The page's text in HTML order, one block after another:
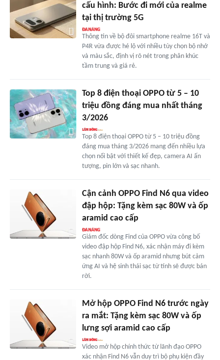
cấu hình: Bước đi mới của realme
tại thị trường 5G
Thông tin về bộ đôi smartphone realme 16T và
P4R vừa được hé lộ với nhiều tùy chọn bộ nhớ
và màu sắc, định vị rõ nét trong phân khúc
tầm trung và giá rẻ.
Top 8 điện thoại OPPO từ 5 – 10
triệu đồng đáng mua nhất tháng
3/2026
Top 8 điện thoại OPPO từ 5 – 10 triệu đồng
đáng mua tháng 3/2026 mang đến nhiều lựa
chọn nổi bật với thiết kế đẹp, camera AI ấn
tượng, pin lớn và sạc nhanh.
Cận cảnh OPPO Find N6 qua video
đập hộp: Tặng kèm sạc 80W và ốp
aramid cao cấp
Giám đốc dòng Find của OPPO vừa công bố
video đập hộp Find N6, xác nhận máy đi kèm
sạc nhanh 80W và ốp aramid nhưng bút cảm
ứng AI và hệ sinh thái sạc từ tính sẽ được bán
rời.
Mở hộp OPPO Find N6 trước ngày
ra mắt: Tặng kèm sạc 80W và ốp
lưng sợi aramid cao cấp
Video mở hộp chính thức từ lãnh đạo OPPO
xác nhận Find N6 vẫn duy trì bộ phụ kiện đầy